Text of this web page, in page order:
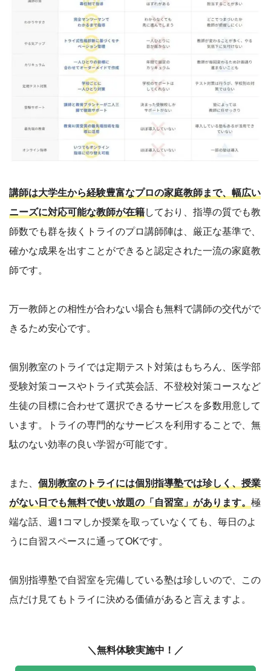
講師は大学生から経験豊富なプロの家庭教師まで、幅広い
ニーズに対応可能な教師が在籍しており、指導の質でも教
師数でも群を抜くトライのプロ講師陣は、厳正な基準で、
確かな成果を出すことができると認定された一流の家庭教
師です。
万一教師との相性が合わない場合も無料で講師の交代がで
きるため安心です。
個別教室のトライでは定期テスト対策はもちろん、医学部
受験対策コースやトライ式英会話、不登校対策コースなど
生徒の目標に合わせて選択できるサービスを多数用意して
います。トライの専門的なサービスを利用することで、無
駄のない効率の良い学習が可能です。
また、 個別教室のトライには個別指導塾では珍しく、授業
がない日でも無料で使い放題の「自習室」があります。 極
端な話、週1コマしか授業を取っていなくても、毎日のよ
うに自習スペースに通ってOKです。
個別指導塾で自習室を完備している塾は珍しいので、この
点だけ見てもトライに決める価値があると言えますよ。
＼無料体験実施中！／